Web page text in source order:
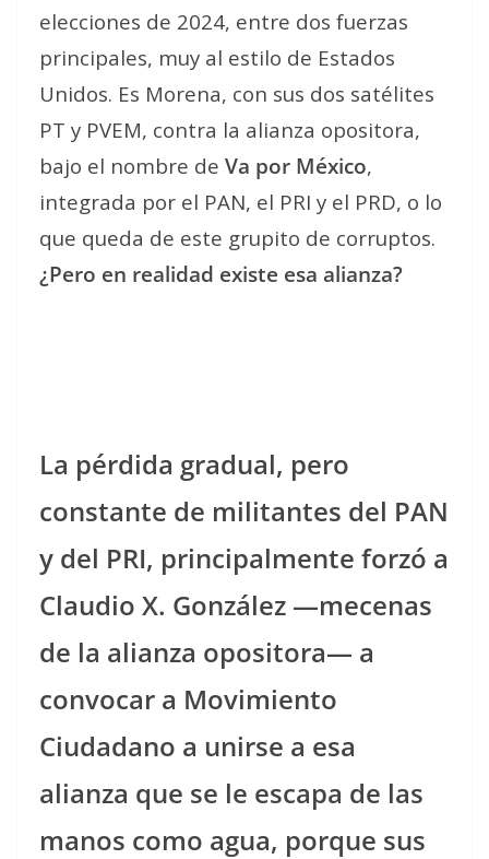
elecciones de 2024, entre dos fuerzas
principales, muy al estilo de Estados
Unidos. Es Morena, con sus dos satélites
PT y PVEM, contra la alianza opositora,
bajo el nombre de Va por México,
integrada por el PAN, el PRI y el PRD, o lo
que queda de este grupito de corruptos.
¿Pero en realidad existe esa alianza?
La pérdida gradual, pero
constante de militantes del PAN
y del PRI, principalmente forzó a
Claudio X. González —mecenas
de la alianza opositora— a
convocar a Movimiento
Ciudadano a unirse a esa
alianza que se le escapa de las
manos como agua, porque sus